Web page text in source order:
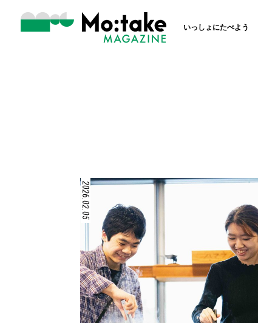
いっしょにたべよう
2026.02.05